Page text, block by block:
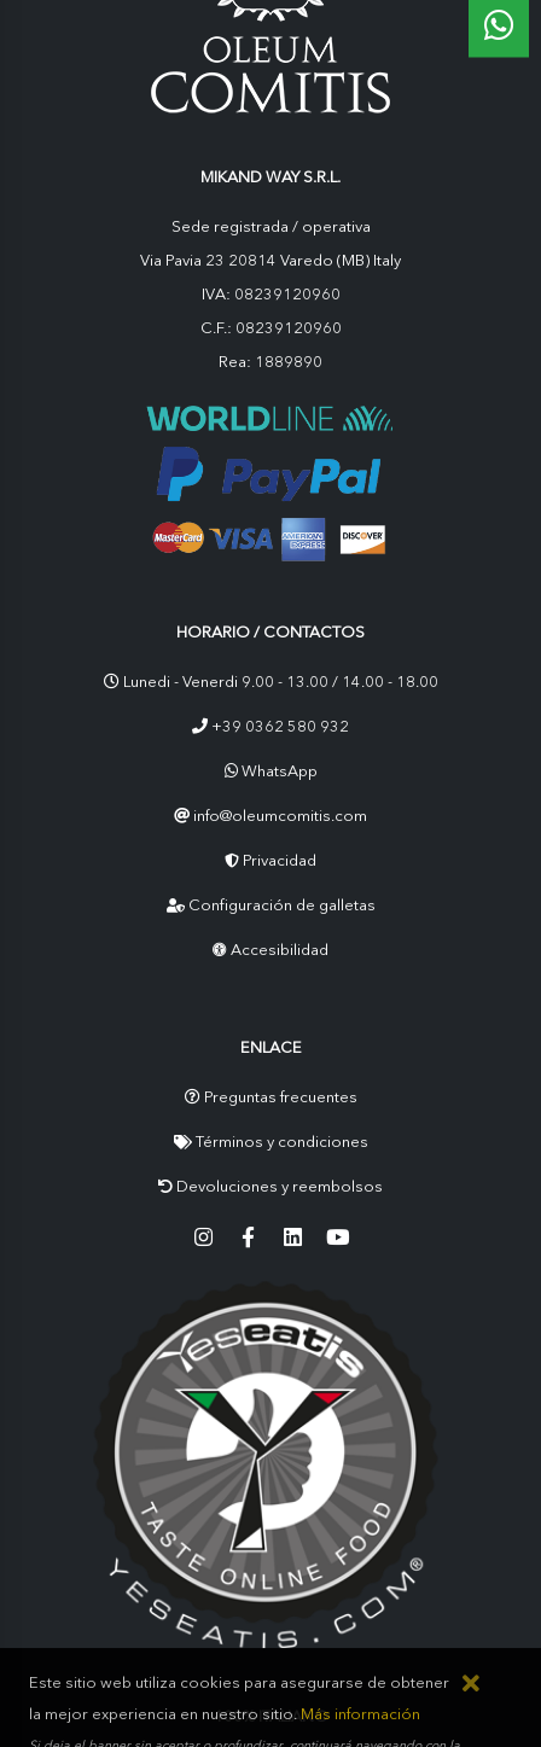
MIKAND WAY S.R.L.
Sede registrada / operativa
Via Pavia 23 20814 Varedo (MB) Italy
IVA: 08239120960
C.F.: 08239120960
Rea: 1889890
HORARIO / CONTACTOS
Lunedi - Venerdi 9.00 - 13.00 / 14.00 - 18.00
+39 0362 580 932
WhatsApp
info@oleumcomitis.com
Privacidad
Configuración de galletas
Accesibilidad
ENLACE
Preguntas frecuentes
Términos y condiciones
Devoluciones y reembolsos
100% ITALIANO
Este sitio web utiliza cookies para asegurarse de obtener
la mejor experiencia en nuestro sitio. Más información